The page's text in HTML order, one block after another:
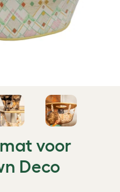
voor
Deco